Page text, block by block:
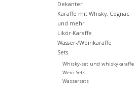
Dekanter
Karaffe mit Whisky, Cognac
und mehr
Likör-Karaffe
Wasser-/Weinkaraffe
Sets
Whisky-set und whiskykaraffe
Wein Sets
Wassersets